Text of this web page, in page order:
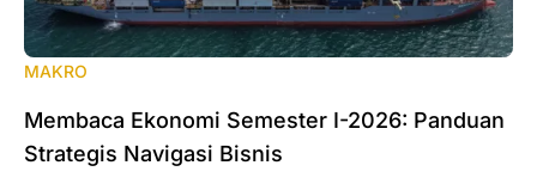
MAKRO
Membaca Ekonomi Semester I-2026: Panduan
Strategis Navigasi Bisnis